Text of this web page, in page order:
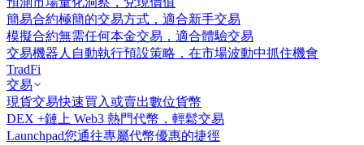
簡易合約極簡的交易方式，適合新手交易
模擬合約無需任何本金交易，適合體驗交易
交易機器人 自動執行預設策略，在市場波動中抓住機會
TradFi
交易
現貨交易快速買入或賣出數位貨幣
DEX +鏈上 Web3 熱門代幣，輕鬆交易
Launchpad您通往專屬代幣優惠的捷徑